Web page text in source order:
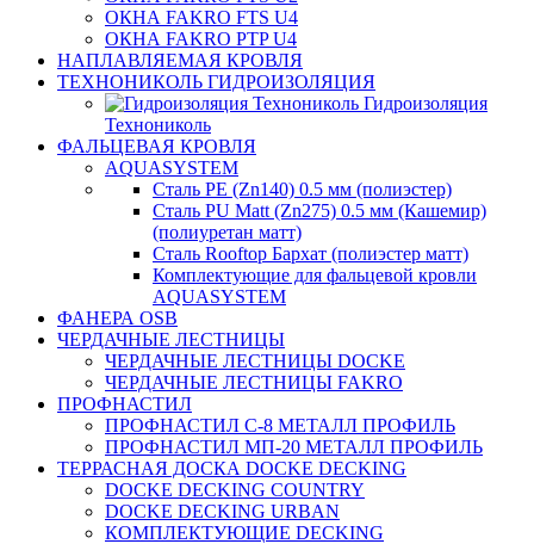
ОКНА FAKRO FTS U4
ОКНА FAKRO PTP U4
НАПЛАВЛЯЕМАЯ КРОВЛЯ
ТЕХНОНИКОЛЬ ГИДРОИЗОЛЯЦИЯ
Гидроизоляция
Технониколь
ФАЛЬЦЕВАЯ КРОВЛЯ
AQUASYSTEM
Сталь PE (Zn140) 0.5 мм (полиэстер)
Сталь PU Matt (Zn275) 0.5 мм (Кашемир)
(полиуретан матт)
Сталь Rooftop Бархат (полиэстер матт)
Комплектующие для фальцевой кровли
AQUASYSTEM
ФАНЕРА OSB
ЧЕРДАЧНЫЕ ЛЕСТНИЦЫ
ЧЕРДАЧНЫЕ ЛЕСТНИЦЫ DOCKE
ЧЕРДАЧНЫЕ ЛЕСТНИЦЫ FAKRO
ПРОФНАСТИЛ
ПРОФНАСТИЛ C-8 МЕТАЛЛ ПРОФИЛЬ
ПРОФНАСТИЛ МП-20 МЕТАЛЛ ПРОФИЛЬ
ТЕРРАСНАЯ ДОСКА DOCKE DECKING
DOCKE DECKING COUNTRY
DOCKE DECKING URBAN
КОМПЛЕКТУЮЩИЕ DECKING